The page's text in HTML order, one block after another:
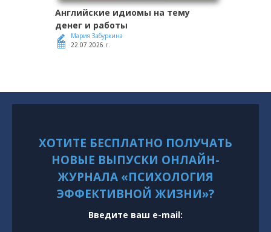
Английские идиомы на тему
денег и работы
Мария Забуркина
22.07.2026 г.
ХОТИТЕ БЕСПЛАТНО ПОЛУЧАТЬ
НОВЫЕ ВЫПУСКИ ОНЛАЙН-
ЖУРНАЛА «ПСИХОЛОГИЯ
ЭФФЕКТИВНОЙ ЖИЗНИ»?
Введите ваш e-mail: